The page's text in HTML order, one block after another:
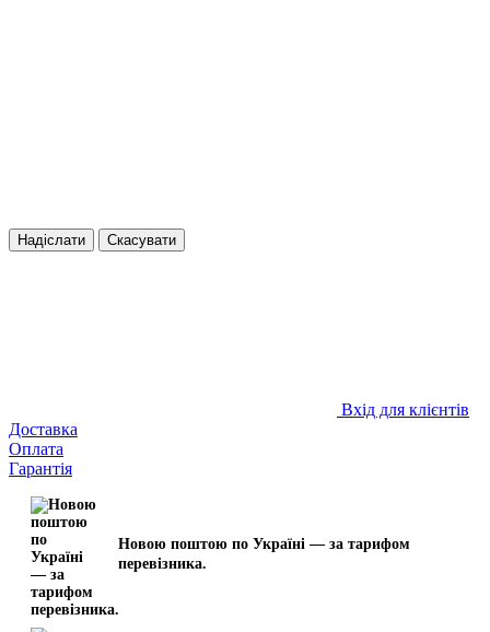
Надіслати Скасувати
Вхід для клієнтів
Доставка
Оплата
Гарантія
Новою поштою по Україні — за тарифом
перевізника.